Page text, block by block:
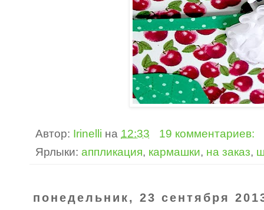
Автор: Irinelli на 12:33
19 комментариев:
Ярлыки: аппликация, кармашки, на заказ,
понедельник, 23 сентября